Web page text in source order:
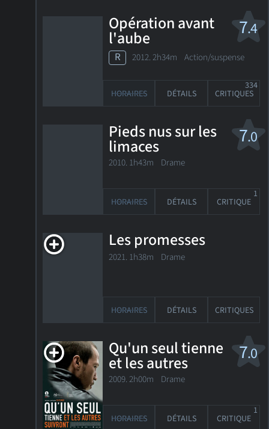
7.4
Opération avant
l'aube
R 2012. 2h34m Action/suspense
HORAIRES DÉTAILS CRITIQUES
334
7.0
Pieds nus sur les
limaces
2010. 1h43m Drame
HORAIRES DÉTAILS CRITIQUE
1
Les promesses
2021. 1h38m Drame
HORAIRES DÉTAILS CRITIQUES
7.0
Qu'un seul tienne
et les autres
suivront
2009. 2h00m Drame
HORAIRES DÉTAILS CRITIQUE
1